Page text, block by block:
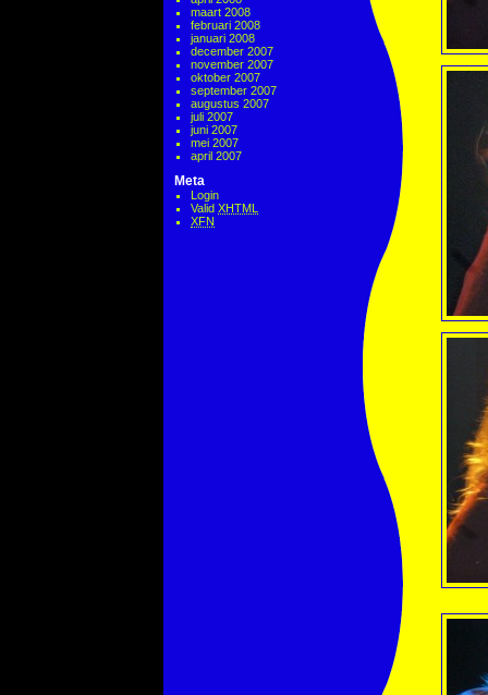
maart 2008
februari 2008
januari 2008
december 2007
november 2007
oktober 2007
september 2007
augustus 2007
juli 2007
juni 2007
mei 2007
april 2007
Meta
Login
Valid XHTML
XFN